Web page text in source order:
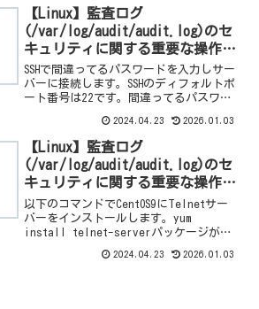
/var/log/auth.log を参照します。
【Linux】監査ログ
(/var/log/audit/audit.log)のセ
キュリティに関する重要な操作記
録：ssh 接続失敗(パスワード不
一致)の確認手順
SSHで間違ってるパスワードを入力しサー
バーに接続します。SSHのディフォルトポ
ート番号は22です。間違ってるパスワー
ム認証情報ログを確認するには
/var/log/auth.log を参照します。
2024.04.23 2026.01.03
【Linux】監査ログ
(/var/log/audit/audit.log)のセ
キュリティに関する重要な操作記
録：Telnet 接続失敗(アカウント
ロック)の確認手順
以下のコマンドでCentOS9にTelnetサー
バーをインストールします。yum
install telnet-serverパッケージがイ
ら以下のコマンドを実行させます。 yum
2024.04.23 2026.01.03